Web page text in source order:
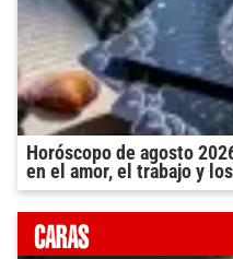
Horóscopo de agosto
en el amor, el trabajo y